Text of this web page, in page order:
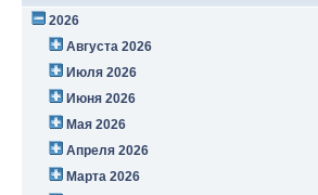
2026
Августа 2026
Июля 2026
Июня 2026
Мая 2026
Апреля 2026
Марта 2026